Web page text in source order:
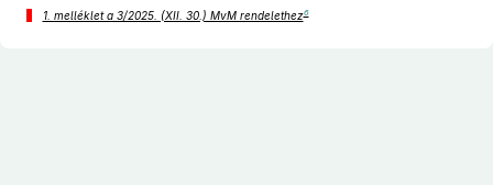
1. melléklet a 3/2025. (XII. 30.) MvM rendelethez6